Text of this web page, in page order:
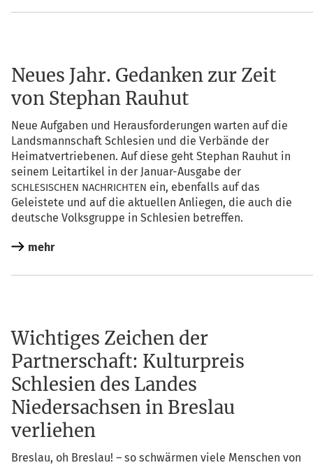
Neues Jahr. Gedanken zur Zeit
von Stephan Rauhut
Neue Auf­ga­ben und Her­aus­for­de­run­gen war­ten auf die
Lands­mann­schaft Schle­si­en und die Ver­bän­de der
Hei­mat­ver­trie­be­nen. Auf die­se geht Ste­phan Rau­hut in
sei­nem Leit­ar­ti­kel in der Janu­ar-Aus­ga­be der
SCHLESISCHEN NACHRICHTEN ein, eben­falls auf das
Geleis­te­te und auf die aktu­el­len Anlie­gen, die auch die
deut­sche Volks­grup­pe in Schle­si­en betreffen.
mehr
Wichtiges Zeichen der
Partnerschaft: Kulturpreis
Schlesien des Landes
Niedersachsen in Breslau
verliehen
Bres­lau, oh Bres­lau! – so schwär­men vie­le Men­schen von